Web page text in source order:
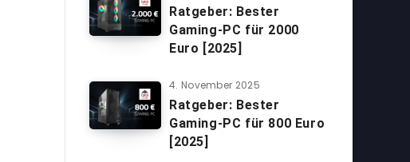
Ratgeber: Bester
Gaming-PC für 2000
Euro [2025]
4. November 2025
Ratgeber: Bester
Gaming-PC für 800 Euro
[2025]